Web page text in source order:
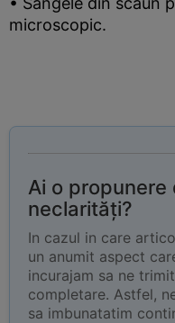
microscopic.
Ai o
neclarități?
In cazul in care
un anumit aspect
incurajam sa ne
completare. Astfel,
sa imbunatatim